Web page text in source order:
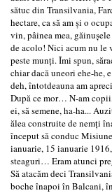
sătuc din Transilvania,
hectare, ca să am şi o
vin, pâinea mea,
de acolo! Nici acum nu le
peste munţi. Îmi spun,
chiar dacă uneori ehe-he,
deh, întotdeauna am
După ce mor… N-am
ei, să semene, ha-ha...
ălea construite de nemţi
început să conduc
ianuarie, 15 ianuarie
steaguri… Eram atunci
Să atacăm deci
boche înapoi în Balcani,